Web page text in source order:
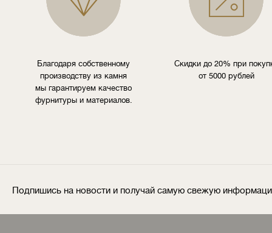
Благодаря собственному
производству из камня
мы гарантируем качество
фурнитуры и материалов.
Скидки до 20% при
от 5000 рублей
Подпишись на новости и получай самую свежую